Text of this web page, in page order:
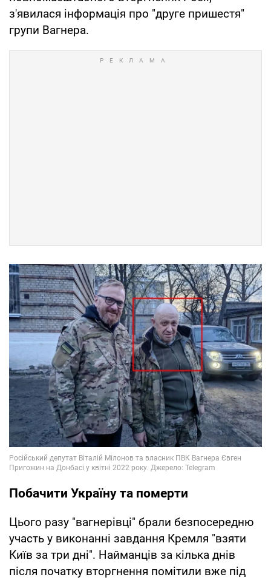
з'явилася інформація про "друге пришестя"
групи Вагнера.
Побачити Україну та померти
Цього разу "вагнерівці" брали безпосередню
участь у виконанні завдання Кремля "взяти
Київ за три дні". Найманців за кілька днів
після початку вторгнення помітили вже під